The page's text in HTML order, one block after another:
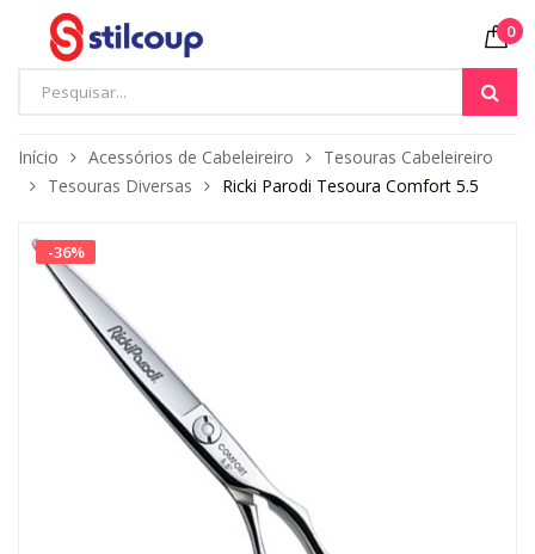
0
Início Acessórios de Cabeleireiro
Tesouras Cabeleireiro
Tesouras Diversas
Ricki Parodi Tesoura Comfort 5.5
-36%